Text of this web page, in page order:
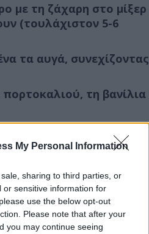
My Personal Information
sharing to third parties, or
or sensitive information for
use the below opt-out
Please note that after your
you may continue seeing
με τη ζάχαρη στο μίξερ
(τουλάχιστον 5-6
τα αυγά, συνεχίζοντας
τη βανίλια
το αλάτι, αν
το μείγμα αλευριού
απαλά μέχρι
και εύπλαστη ζύμη
χέρια.